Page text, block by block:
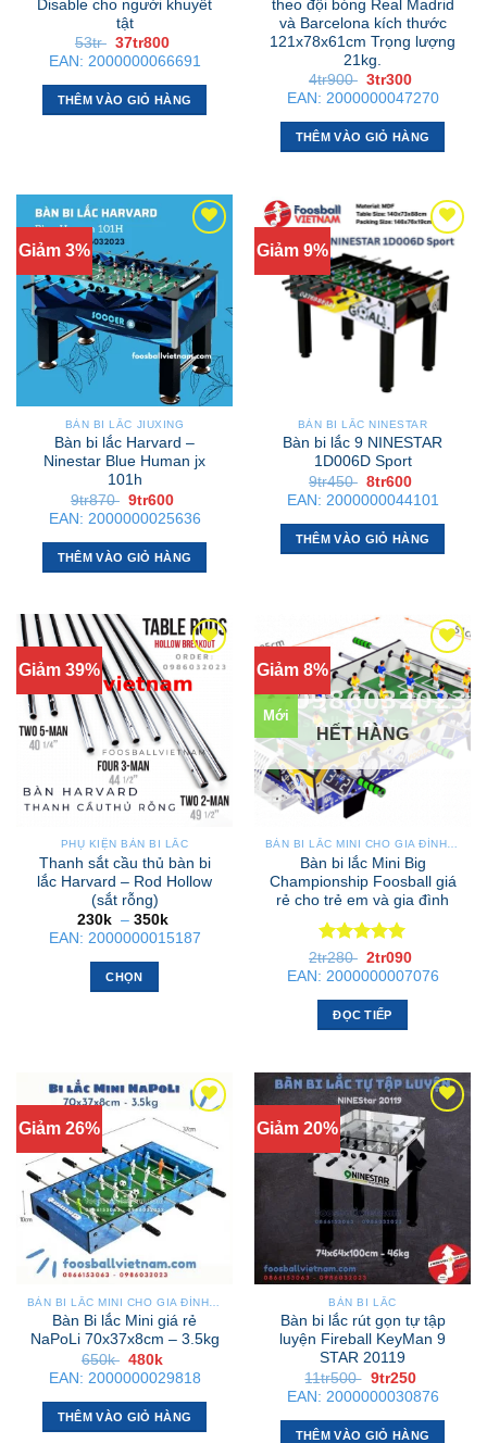
Disable cho người khuyết
tật
53tr Giá
gốc
là:
53tr .
37tr800
hiện
tại
là:
37tr800 .
EAN: 2000000066691
THÊM VÀO GIỎ HÀNG
theo đội bóng Real Madrid
và Barcelona kích thước
121x78x61cm Trọng lượng
21kg.
4tr900 Giá
gốc
là:
4tr900 .
3tr300
hiện
tại
là:
3tr300 .
EAN: 2000000047270
THÊM VÀO GIỎ HÀNG
Giảm 3%
BÀN BI LẮC JIUXING
Bàn bi lắc Harvard –
Ninestar Blue Human jx
101h
9tr870 Giá
gốc
là:
9tr870 .
9tr600
hiện
tại
là:
9tr600 .
EAN: 2000000025636
THÊM VÀO GIỎ HÀNG
Giảm 9%
BÀN BI LẮC NINESTAR
Bàn bi lắc 9 NINESTAR
1D006D Sport
9tr450 Giá
gốc
là:
9tr450 .
8tr600
hiện
tại
là:
8tr600 .
EAN: 2000000044101
THÊM VÀO GIỎ HÀNG
Giảm 39%
PHỤ KIỆN BÀN BI LẮC
Thanh sắt cầu thủ bàn bi
lắc Harvard – Rod Hollow
(sắt rỗng)
230k – 350k
giá:
từ
EAN: 2000000015187
CHỌN
nhiều
biến
thể.
Các
tùy
chọn
có
thể
được
chọn
trên
trang
sản
Giảm 8%
Mới
HẾT HÀNG
Bàn bi lắc Mini Big
Championship Foosball giá
rẻ cho trẻ em và gia đình
Được xếp
hạng55
2tr280 Giá
gốc
là:
2tr280 .
2tr090
hiện
tại
EAN: 2000000007076
ĐỌC TIẾP
Giảm 26%
Bàn Bi lắc Mini giá rẻ
NaPoLi 70x37x8cm – 3.5kg
650k Giá
gốc
là:
650k .
480k
hiện
tại
là:
480k .
EAN: 2000000029818
THÊM VÀO GIỎ HÀNG
Giảm 20%
BÀN BI LẮC
Bàn bi lắc rút gọn tự tập
luyện Fireball KeyMan 9
STAR 20119
11tr500 Giá
gốc
là:
11tr500 .
9tr250
hiện
tại
là:
9tr250 .
EAN: 2000000030876
THÊM VÀO GIỎ HÀNG